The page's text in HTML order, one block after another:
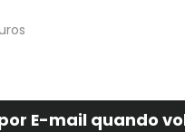
E-mail quando